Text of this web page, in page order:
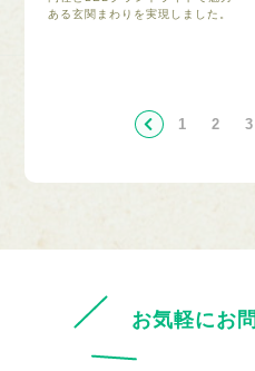
ある玄関まわりを実現しました。
1 2 3
お気軽にお